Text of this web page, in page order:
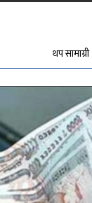
थप सामाग्री